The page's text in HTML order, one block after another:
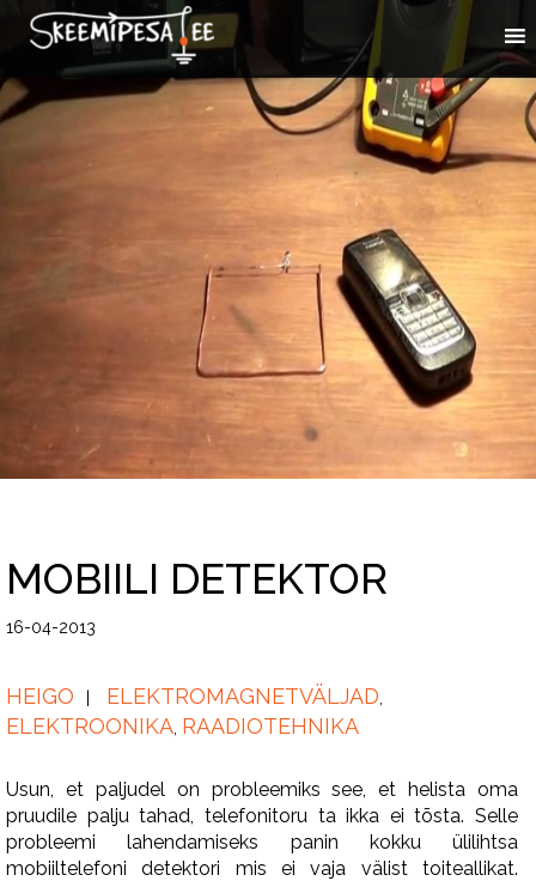
MOBIILI DETEKTOR
16-04-2013
HEIGO ELEKTROMAGNETVÄLJAD
ELEKTROONIKA RAADIOTEHNIKA
Usun, et paljudel on probleemiks see, et helista oma
pruudile palju tahad, telefonitoru ta ikka ei tõsta. Selle
probleemi lahendamiseks panin kokku ülilihtsa
mobiiltelefoni detektori mis ei vaja välist toiteallikat.